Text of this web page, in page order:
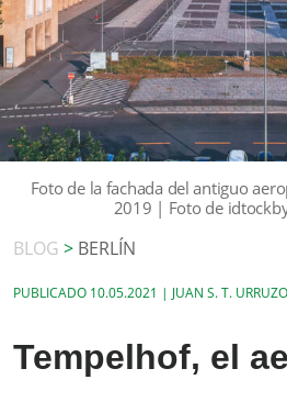
Foto de la fachada del antiguo
2019 | Foto de
BLOG > BERLÍN
PUBLICADO 10.05.2021 | JUAN S. T.
Tempelhof, el